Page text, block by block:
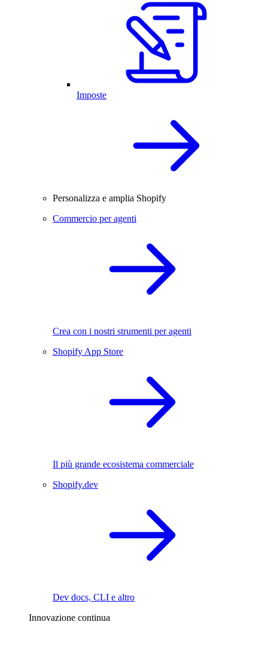
Imposte
Personalizza e amplia Shopify
Commercio per agenti
Crea con i nostri strumenti per agenti
Shopify App Store
Il più grande ecosistema commerciale
Shopify.dev
Dev docs, CLI e altro
Innovazione continua